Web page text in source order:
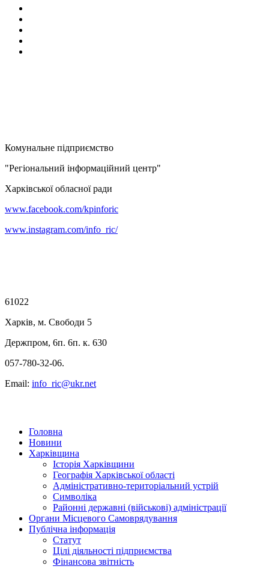
Комунальне підприємство
"Регіональний інформаційний центр"
Харківської обласної ради
www.facebook.com/kpinforic
www.instagram.com/info_ric/
61022
Харків, м. Свободи 5
Держпром, 6п. 6п. к. 630
057-780-32-06.
Email: info_ric@ukr.net
Головна
Новини
Харківщина
Історія Харківщини
Географія Харківської області
Адміністративно-територіальний устрій
Символіка
Районні державні (військові) адміністрації
Органи Місцевого Самоврядування
Публічна інформація
Статут
Цілі діяльності підприємства
Фінансова звітність